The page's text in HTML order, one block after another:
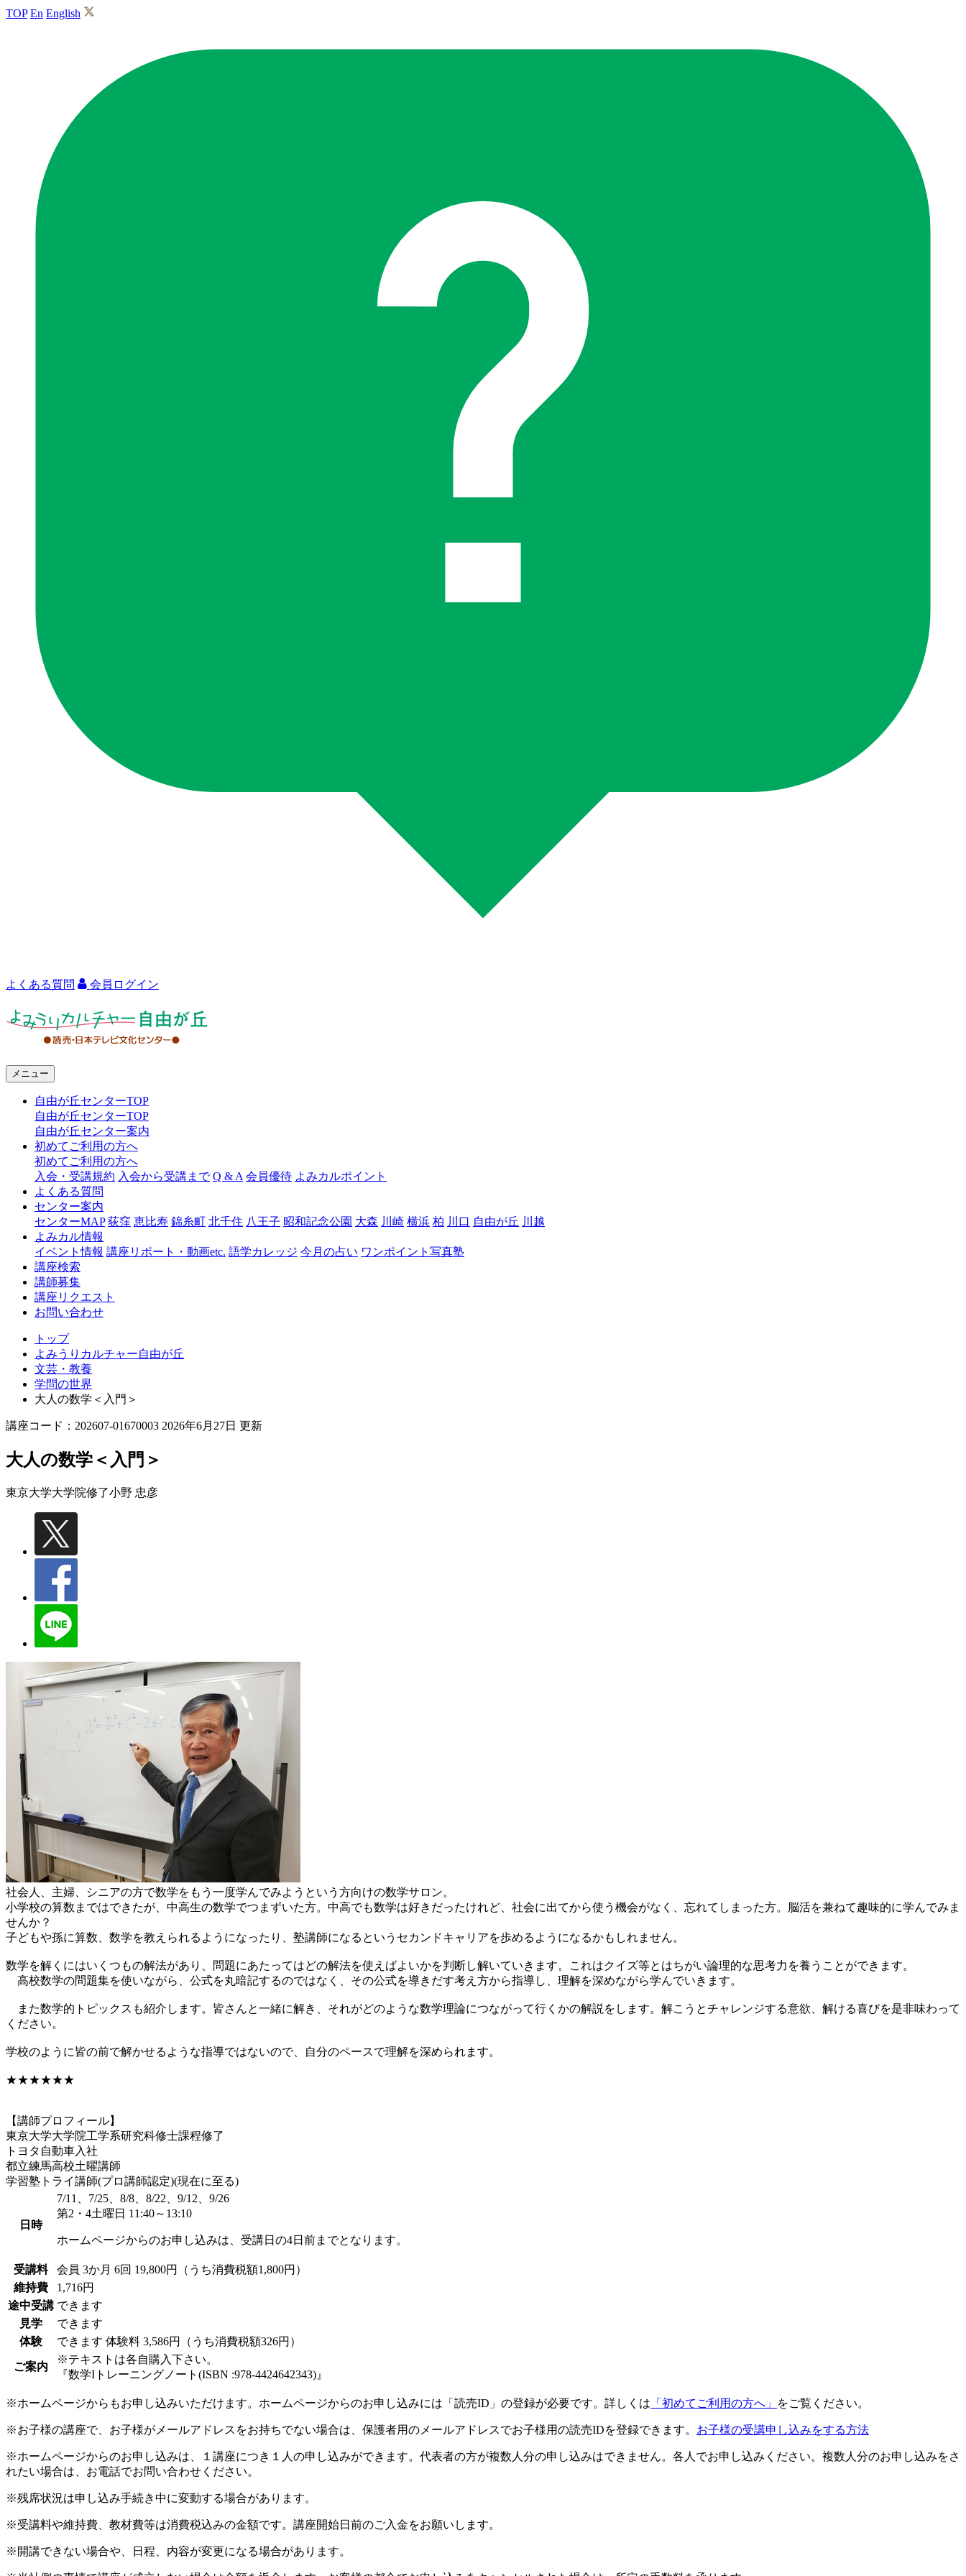
TOP En English
よくある質問 会員ログイン
ャ
自
由
メニュー
自由が丘センターTOP
自由が丘センターTOP
自由が丘センター案内
初めてご利用の方へ
初めてご利用の方へ
入会・受講規約 入会から受講まで Q & A 会員優待 よみカルポイント
よくある質問
センター案内
センターMAP 荻窪 恵比寿 錦糸町 北千住 八王子 昭和記念公園 大森 川崎 横浜 柏 川口 自由が丘 川越
よみカル情報
イベント情報 講座リポート・動画etc. 語学カレッジ 今月の占い ワンポイント写真塾
講座検索
講師募集
講座リクエスト
お問い合わせ
トップ
よみうりカルチャー自由が丘
文芸・教養
学問の世界
大人の数学＜入門＞
講座コード：202607-01670003 2026年6月27日 更新
大人の数学＜入門＞
東京大学大学院修了小野 忠彦
社会人、主婦、シニアの方で数学をもう一度学んでみようという方向けの数学サロン。
小学校の算数まではできたが、中高生の数学でつまずいた方。中高でも数学は好きだったけれど、社会に出てから使う機会がなく、忘れてしまった方。脳活を兼ねて趣味的に学んでみま
せんか？
子どもや孫に算数、数学を教えられるようになったり、塾講師になるというセカンドキャリアを歩めるようになるかもしれません。
数学を解くにはいくつもの解法があり、問題にあたってはどの解法を使えばよいかを判断し解いていきます。これはクイズ等とはちがい論理的な思考力を養うことができます。
高校数学の問題集を使いながら、公式を丸暗記するのではなく、その公式を導きだす考え方から指導し、理解を深めながら学んでいきます。
また数学的トピックスも紹介します。皆さんと一緒に解き、それがどのような数学理論につながって行くかの解説をします。解こうとチャレンジする意欲、解ける喜びを是非味わって
ください。
学校のように皆の前で解かせるような指導ではないので、自分のペースで理解を深められます。
★★★★★★
【講師プロフィール】
東京大学大学院工学系研究科修士課程修了
トヨタ自動車入社
都立練馬高校土曜講師
学習塾トライ講師(プロ講師認定)(現在に至る)
日時
7/11、7/25、8/8、8/22、9/12、9/26
第2・4土曜日 11:40～13:10
ホームページからのお申し込みは、受講日の4日前までとなります。
受講料 会員 3か月 6回 19,800円（うち消費税額1,800円）
維持費
1,716円
途中受講 できます
見学
できます
体験
できます 体験料 3,586円（うち消費税額326円）
ご案内
※テキストは各自購入下さい。
『数学Iトレーニングノート(ISBN :978-4424642343)』
※ホームページからもお申し込みいただけます。ホームページからのお申し込みには「読売ID」の登録が必要です。詳しくは 「初めてご利用の方へ」 をご覧ください。
※お子様の講座で、お子様がメールアドレスをお持ちでない場合は、保護者用のメールアドレスでお子様用の読売IDを登録できます。 お子様の受講申し込みをする方法
※ホームページからのお申し込みは、１講座につき１人の申し込みができます。代表者の方が複数人分の申し込みはできません。各人でお申し込みください。複数人分のお申し込みをさ
れたい場合は、お電話でお問い合わせください。
※残席状況は申し込み手続き中に変動する場合があります。
※受講料や維持費、教材費等は消費税込みの金額です。講座開始日前のご入金をお願いします。
※開講できない場合や、日程、内容が変更になる場合があります。